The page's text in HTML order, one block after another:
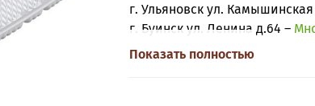
г. Ульяновск ул. Камышинская
г. Буинск ул. Ленина д.64 –
Показать полностью